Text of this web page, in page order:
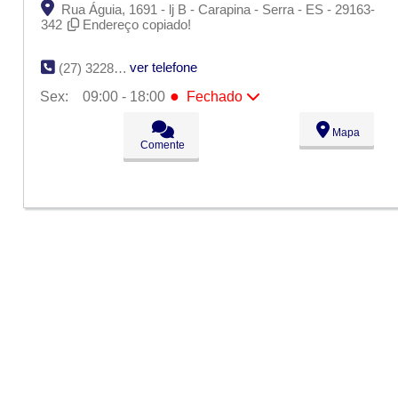
Rua Águia, 1691 - lj B - Carapina - Serra - ES - 29163-
342
Endereço copiado!
(27) 3228-2448
ver telefone
Sex:
09:00 - 18:00 ● Fechado
09:00 - 18:00
09:00 - 18:00
09:00 - 18:00
Comente
Mapa